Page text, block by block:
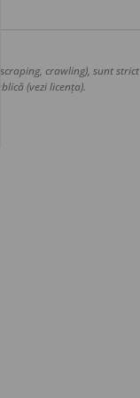
crawling), sunt strict
(vezi licența).